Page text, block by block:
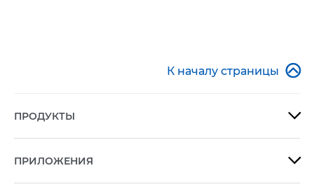
К началу страницы 
ПРОДУКТЫ 
ПРИЛОЖЕНИЯ 